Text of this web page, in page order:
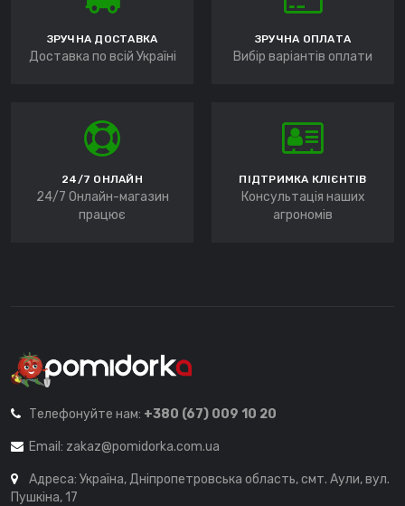
ЗРУЧНА ДОСТАВКА
Доставка по всій Україні
ЗРУЧНА ОПЛАТА
Вибір варіантів оплати
24/7 ОНЛАЙН
24/7 Онлайн-магазин
працює
ПІДТРИМКА КЛІЄНТІВ
Консультація наших
агрономів
Телефонуйте нам: +380 (67) 009 10 20
Email: zakaz@pomidorka.com.ua
Адреса: Україна, Дніпропетровська область, смт. Аули, вул.
Пушкіна, 17